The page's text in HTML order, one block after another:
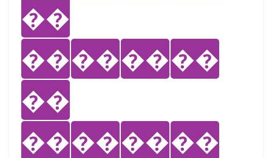
��
��������
��
��������